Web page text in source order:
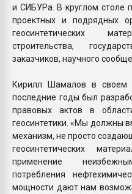
и СИБУРа. В круглом столе
проектных и подрядных
геосинтетических
строительства,
заказчиков, научного
Кирилл Шамалов в своем
последние годы был
правовых актов в
геосинтетики. «Мы должны
механизм, не просто
геосинтетических
применение
потребления
мощности дают нам